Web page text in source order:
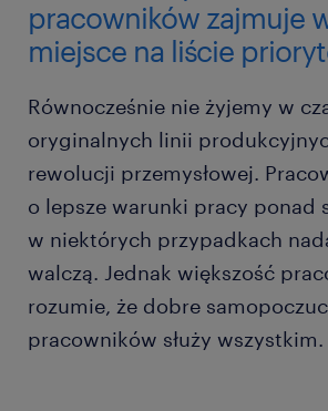
pracowników zajmuje
miejsce na liście
Równocześnie nie żyjemy w
oryginalnych linii
rewolucji przemysłowej.
o lepsze warunki pracy ponad
w niektórych przypadkach
walczą. Jednak większość
rozumie, że dobre
pracowników służy wszystkim.